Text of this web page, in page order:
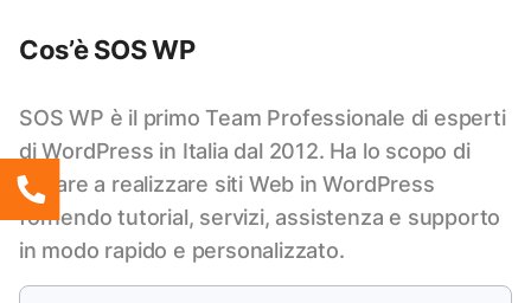
Cos’è SOS WP
SOS WP è il primo Team Professionale di esperti
di WordPress in Italia dal 2012. Ha lo scopo di
aiutare a realizzare siti Web in WordPress
fornendo tutorial, servizi, assistenza e supporto
in modo rapido e personalizzato.